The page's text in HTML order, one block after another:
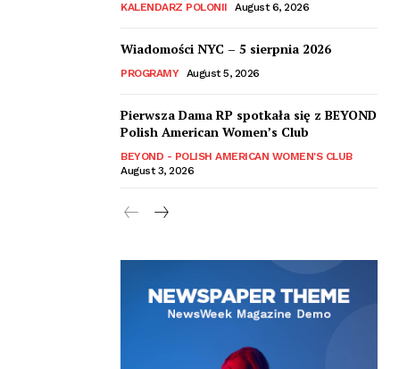
KALENDARZ POLONII August 6, 2026
Wiadomości NYC – 5 sierpnia 2026
PROGRAMY August 5, 2026
Pierwsza Dama RP spotkała się z BEYOND
Polish American Women’s Club
BEYOND - POLISH AMERICAN WOMEN'S CLUB
August 3, 2026